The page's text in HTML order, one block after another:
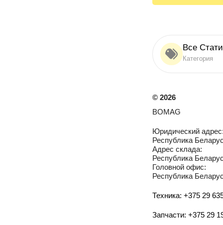
Все
Категория
© 2026
BOMAG
Юридический
Республика
Адрес склада:
Республика
Головной офис:
Республика
Техника: +375 29
Запчасти: +375 29